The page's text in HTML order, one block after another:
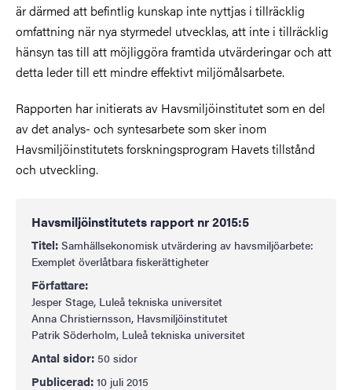
är därmed att befintlig kunskap inte nyttjas i tillräcklig
omfattning när nya styrmedel utvecklas, att inte i tillräcklig
hänsyn tas till att möjliggöra framtida utvärderingar och att
detta leder till ett mindre effektivt miljömålsarbete.
Rapporten har initierats av Havsmiljöinstitutet som en del
av det analys- och syntesarbete som sker inom
Havsmiljöinstitutets forskningsprogram Havets tillstånd
och utveckling.
Havsmiljöinstitutets rapport nr 2015:5
Titel: Samhällsekonomisk utvärdering av havsmiljöarbete:
Exemplet överlåtbara fiskerättigheter
Författare:
Jesper Stage, Luleå tekniska universitet
Anna Christiernsson, Havsmiljöinstitutet
Patrik Söderholm, Luleå tekniska universitet
Antal sidor: 50 sidor
Publicerad: 10 juli 2015